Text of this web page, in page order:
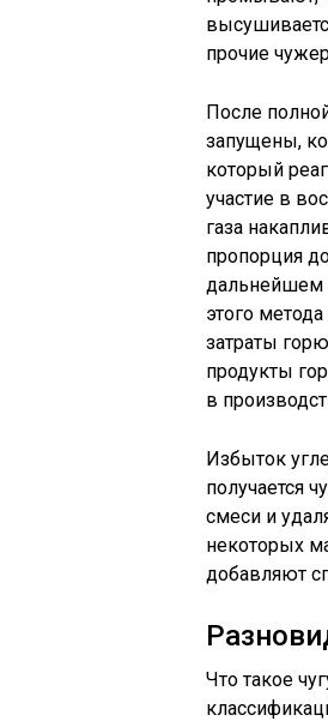
прочие
После
запущены,
который
участие в
газа
пропорция
дальнейшем
этого
затраты
продукты
в
Избыток
получается
смеси и
некоторых
добавляют
Что такое